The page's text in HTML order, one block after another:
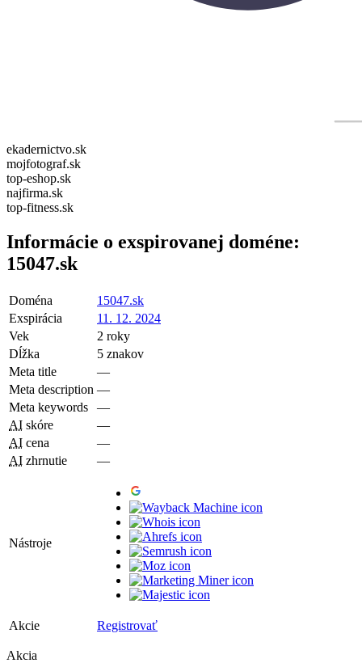
ekadernictvo.sk
mojfotograf.sk
top-eshop.sk
najfirma.sk
top-fitness.sk
Informácie o exspirovanej doméne:
15047.sk
Doména
15047.sk
Exspirácia
11. 12. 2024
Vek
2 roky
Dĺžka
5 znakov
Meta title
—
Meta description —
Meta keywords
—
AI skóre
—
AI cena
—
AI zhrnutie —
Nástroje
Akcie Registrovať
Akcia